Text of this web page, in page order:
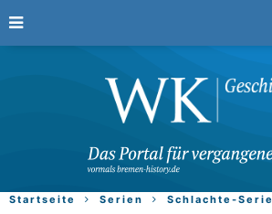
Startseite Serien Schlachte-Serie